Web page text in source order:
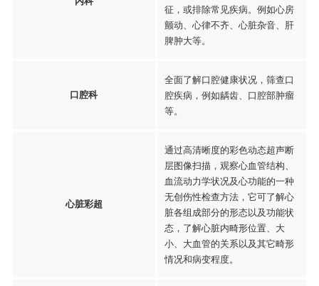
征，或排除常见疾病。例如心房
颤动、心律不齐、心脏杂音、肝
脾肿大等。
口腔科
全面了解口腔健康状况，筛查口
腔疾病，例如龋齿、口腔部肿瘤
等。
心脏彩超
通过高清晰度的彩色动态超声断
层图像扫描，观察心血管结构、
血流动力学状况及心功能的一种
无创伤性检查方法，它可了解心
脏各组成部分的形态以及功能状
态，了解心脏内畸形位置、大
小、大血管的关系以及其它畸形
情况和病变程度。